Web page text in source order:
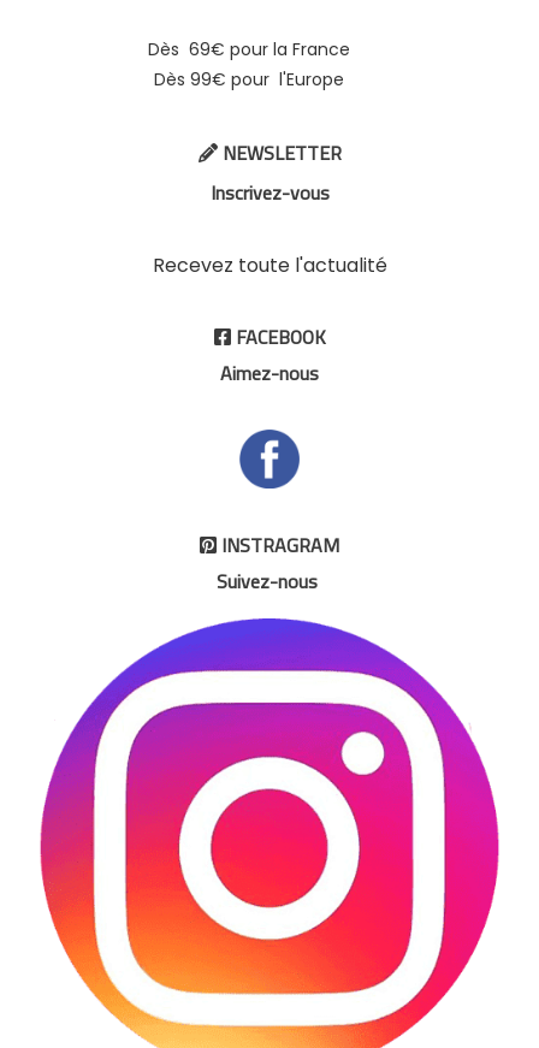
Dès 69€ pour la France
Dès 99€ pour l'Europe
NEWSLETTER
Inscrivez-vous
Recevez toute l'actualité
FACEBOOK
Aimez-nous
 INSTRAGRAM
Suivez-nous